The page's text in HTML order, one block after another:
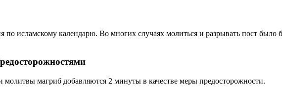
по исламскому календарю. Во многих случаях молиться и разрывать пост было
магриб добавляются 2 минуты в качестве меры предосторожности.